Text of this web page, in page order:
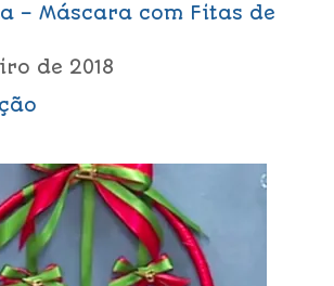
– Máscara com Fitas de
de 2018